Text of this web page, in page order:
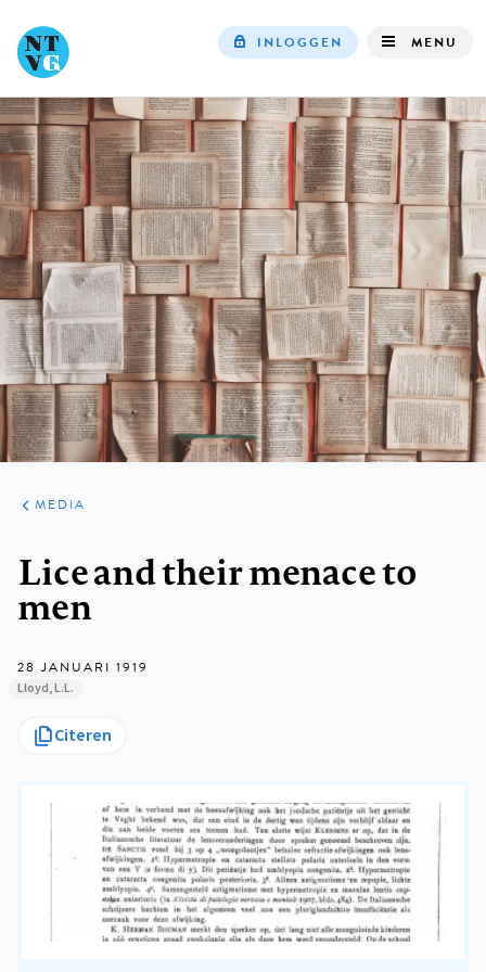
navigation
INLOGGEN MENU
ARTIKELEN
VARIA
MEDIA
Lice and their menace to
men
28 JANUARI 1919
Lloyd, L.L.
Citeren